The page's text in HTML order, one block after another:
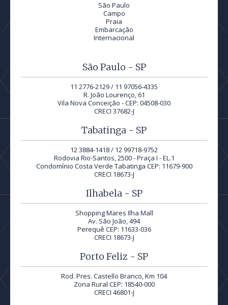
São Paulo
Campo
Praia
Embarcação
Internacional
São Paulo - SP
11 2776-2129 / 11 97056-4335
R. João Lourenço, 61
Vila Nova Conceição - CEP: 04508-030
CRECI 37682-J
Tabatinga - SP
12 3884-1418 / 12 99718-9752
Rodovia Rio-Santos, 2500 - Praça I - EL.1
Condomínio Costa Verde Tabatinga CEP: 11679-900
CRECI 18673-J
Ilhabela - SP
Shopping Mares Ilha Mall
Av. São João, 494
Perequê CEP: 11633-036
CRECI 18673-J
Porto Feliz - SP
Rod. Pres. Castello Branco, Km 104
Zona Rural CEP: 18540-000
CRECI 46801-J